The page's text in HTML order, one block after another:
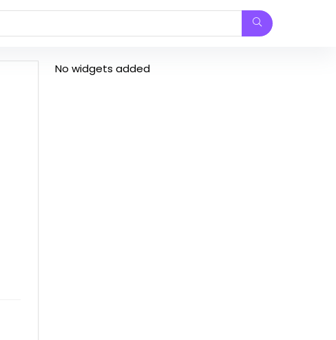
No widgets added